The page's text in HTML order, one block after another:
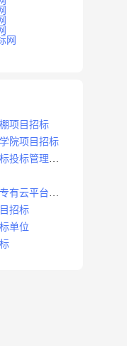
网
项目招标
院项目招标
投标管理办
有云平台扩
招标
单位